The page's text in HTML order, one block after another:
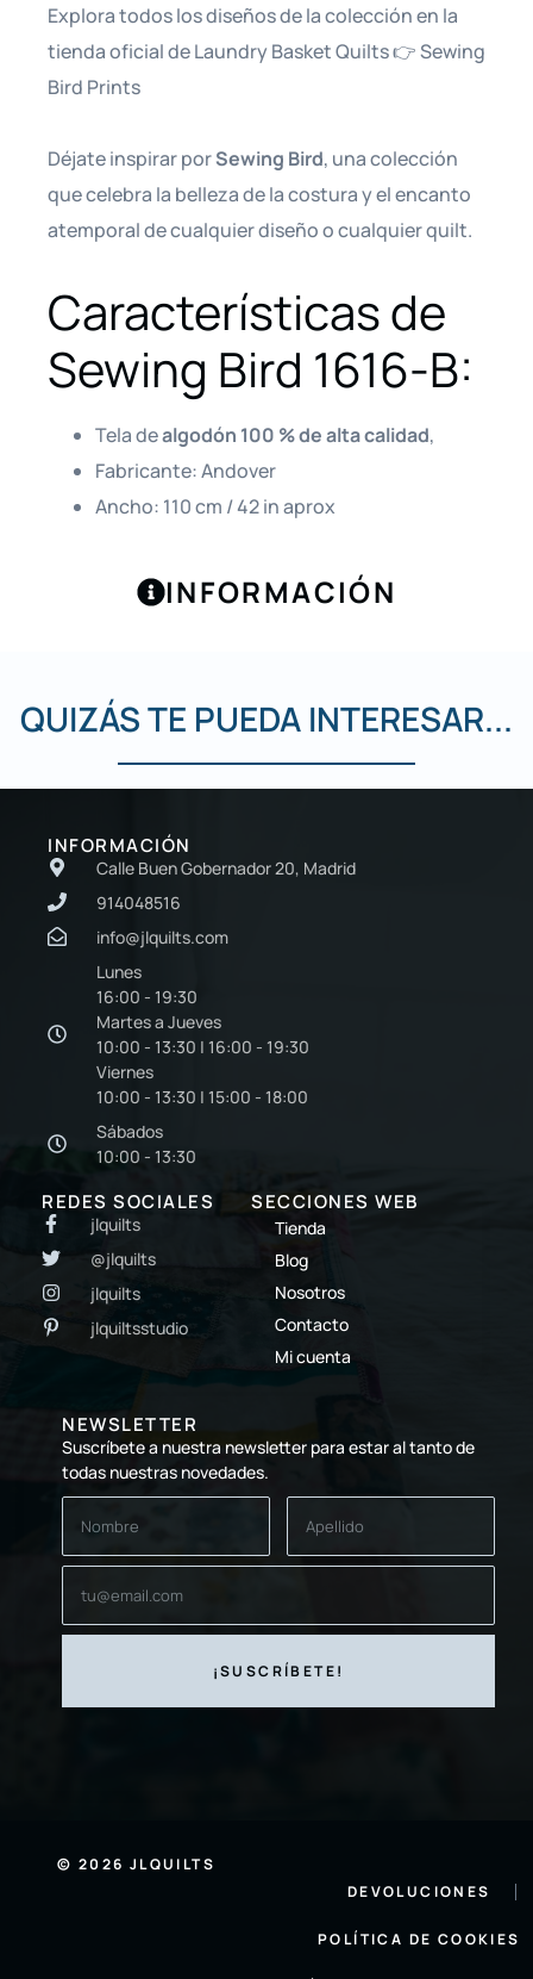
INFORMACIÓN
Explora todos los diseños de la colección en la
tienda oficial de Laundry Basket Quilts 👉Sewing
Bird Prints
Déjate inspirar porSewing Bird, una colección
que celebra la belleza de la costura y el encanto
atemporal de cualquier diseño o cualquier quilt.
Características de
Sewing Bird 1616-B:
Tela dealgodón 100 % de alta calidad,
Fabricante: Andover
Ancho: 110 cm / 42 in aprox
QUIZÁS TE PUEDA INTERESAR...
INFORMACIÓN
Calle Buen Gobernador 20, Madrid
914048516
info@jlquilts.com
Lunes
16:00 - 19:30
Martes a Jueves
10:00 - 13:30 | 16:00 - 19:30
Viernes
10:00 - 13:30 | 15:00 - 18:00
Sábados
10:00 - 13:30
REDES SOCIALES
jlquilts
@jlquilts
jlquilts
jlquiltsstudio
SECCIONES WEB
Tienda
Blog
Nosotros
Contacto
Mi cuenta
NEWSLETTER
Suscríbete a nuestra newsletter para estar al tanto de
todas nuestras novedades.
© 2026 JLQUILTS
DEVOLUCIONES
POLÍTICA DE COOKIES